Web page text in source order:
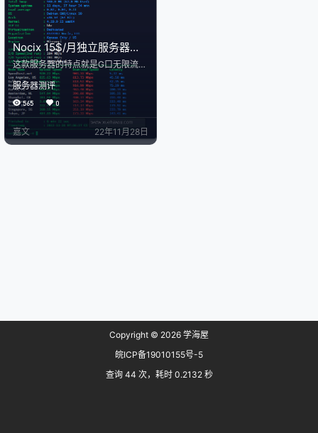
Nocix 15$/月独立服务器测
评
这款服务器的特点就是G口无限流
量，然后有5个IP，性价比还是不错
的。 正常套餐应该是 AMD Pheno
m, 16 GB, 120GB+2TB G口 偶尔会
出中奖鸡 基础信息 YABS 硬盘测试
这个杜甫另外一个特点就是有SSD
作为系统盘,有HHD作为数据盘，使
用体验比一般的只有HHD的杜甫来
服务器测评
565 0
嘉文 22年11月28日
Copyright © 2026 学海屋
皖ICP备19010155号-5
查询 44 次，耗时 0.2132 秒